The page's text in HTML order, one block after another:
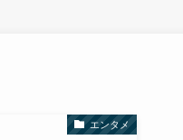
エンタメ